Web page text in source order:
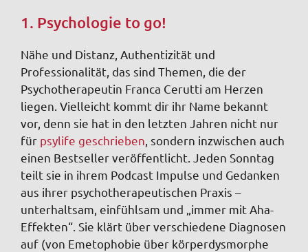
1. Psychologie to go!
Nähe und Distanz, Authentizität und
Professionalität, das sind Themen, die der
Psychotherapeutin Franca Cerutti am Herzen
liegen. Vielleicht kommt dir ihr Name bekannt
vor, denn sie hat in den letzten Jahren nicht nur
für psylife geschrieben , sondern inzwischen auch
einen Bestseller veröffentlicht. Jeden Sonntag
teilt sie in ihrem Podcast Impulse und Gedanken
aus ihrer psychotherapeutischen Praxis –
unterhaltsam, einfühlsam und „immer mit Aha-
Effekten“. Sie klärt über verschiedene Diagnosen
auf (von Emetophobie über körperdysmorphe